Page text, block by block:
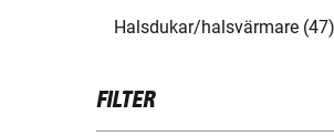
Halsdukar/halsvärmare (47)
FILTER